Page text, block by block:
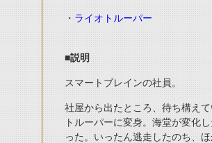
・ ライオトルーパー
■説明
スマートブレインの社員。
社屋から出たところ、待ち構え
トルーパーに変身。海堂が変化し
った。いったん逃走したのち、